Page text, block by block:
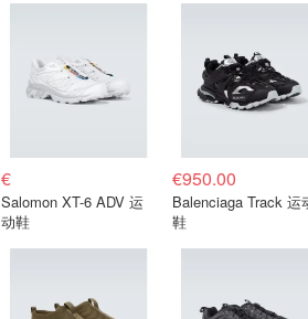
€
Salomon XT-6 ADV 运
动鞋
€950.00
Balenciaga Track 运
鞋